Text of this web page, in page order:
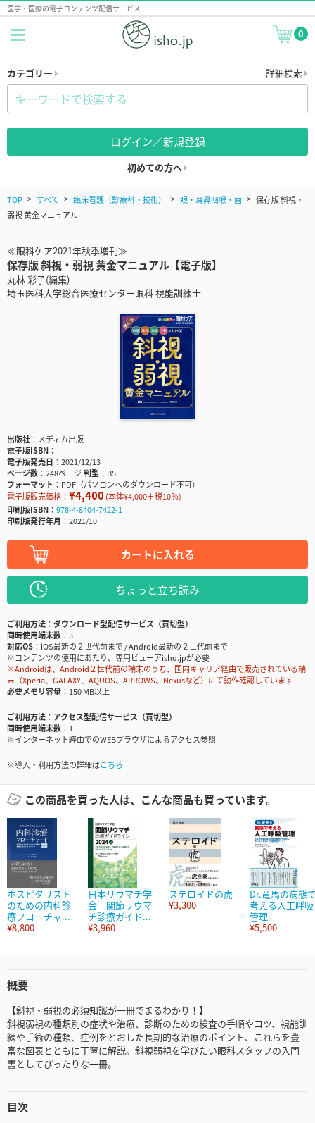
医学・医療の電子コンテンツ配信サービス
0
カテゴリー 詳細検索
ログイン／新規登録
初めての方へ
TOP すべて 臨床看護（診療科・技術） 眼・耳鼻咽喉・歯
保存版 斜視・
弱視 黄金マニュアル
≪眼科ケア2021年秋季増刊≫
保存版 斜視・弱視 黄金マニュアル【電子版】
丸林 彩子(編集)
埼玉医科大学総合医療センター眼科 視能訓練士
出版社
メディカ出版
電子版ISBN
電子版発売日
2021/12/13
ページ数
248ページ判型
B5
フォーマット
PDF（パソコンへのダウンロード不可）
電子版販売価格： ¥4,400(本体¥4,000＋税10％)
印刷版ISBN
978-4-8404-7422-1
印刷版発行年月
2021/10
カートに入れる
ちょっと立ち読み
ご利用方法
ダウンロード型配信サービス（買切型）
同時使用端末数
3
対応OS
iOS最新の２世代前まで / Android最新の２世代前まで
※コンテンツの使用にあたり、専用ビューアisho.jpが必要
※Androidは、Android２世代前の端末のうち、国内キャリア経由で販売されている端
末（Xperia、GALAXY、AQUOS、ARROWS、Nexusなど）にて動作確認しています
必要メモリ容量
150 MB以上
ご利用方法
アクセス型配信サービス（買切型）
同時使用端末数
1
※インターネット経由でのWEBブラウザによるアクセス参照
※導入・利用方法の詳細はこちら
この商品を買った人は、こんな商品も買っています。
ホスピタリスト
のための内科診
療フローチャ...
¥8,800
日本リウマチ学
会 関節リウマ
チ診療ガイド...
¥3,960
ステロイドの虎
¥3,300
Dr.竜馬の病態
考える人工呼吸
管理
¥5,500
概要
【斜視・弱視の必須知識が一冊でまるわかり！】
斜視弱視の種類別の症状や治療、診断のための検査の手順やコツ、視能訓
練や手術の種類、症例をとおした長期的な治療のポイント、これらを豊
富な図表とともに丁寧に解説。斜視弱視を学びたい眼科スタッフの入門
書としてぴったりな一冊。
目次